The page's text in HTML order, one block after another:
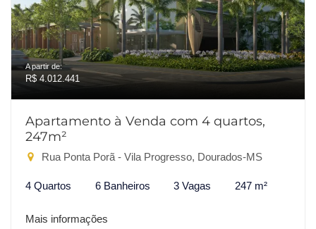
A partir de:
R$ 4.012.441
Apartamento à Venda com 4 quartos,
247m²
Rua Ponta Porã - Vila Progresso, Dourados-MS
4 Quartos 6 Banheiros 3 Vagas 247 m²
Mais informações